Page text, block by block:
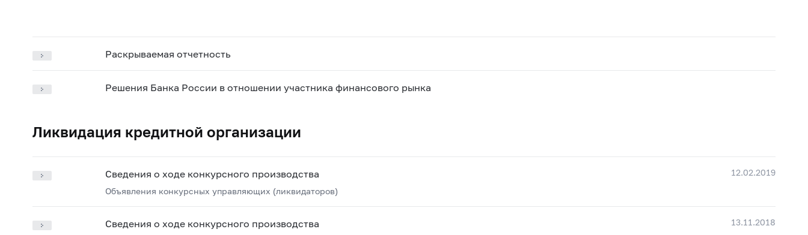
Раскрываемая отчетность
Решения Банка России в отношении участника финансового рынка
Ликвидация кредитной организации
12.02.2019
Сведения о ходе конкурсного производства
Объявления конкурсных управляющих (ликвидаторов)
13.11.2018
Сведения о ходе конкурсного производства